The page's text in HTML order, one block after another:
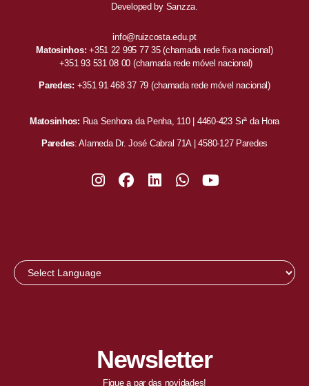
Developed by Sanzza.
info@ruizcosta.edu.pt
Matosinhos: +351 22 995 77 35(chamada rede fixa nacional)
+351 93 531 08 00 (chamada rede móvel nacional)
Paredes: +351 91 468 37 79 (chamada rede móvel nacional)
Matosinhos: Rua Senhora da Penha, 110 | 4460-423 Srª da Hora
Paredes: Alameda Dr. José Cabral 71A | 4580-127 Paredes
Newsletter
Fique a par das novidades!